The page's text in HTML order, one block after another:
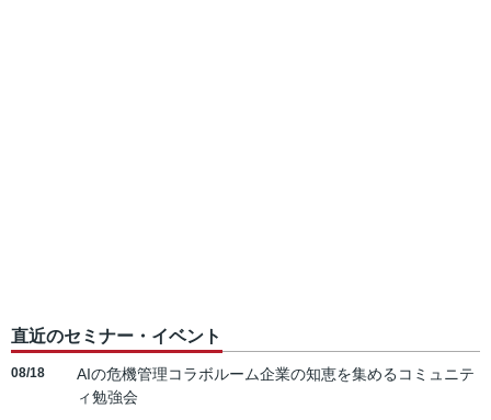
直近のセミナー・イベント
08/18
AIの危機管理コラボルーム企業の知恵を集めるコミュニテ
ィ勉強会